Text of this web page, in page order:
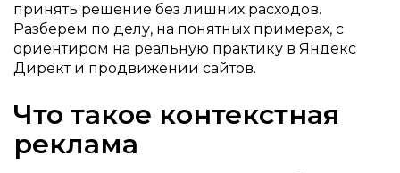
принять решение без лишних расходов.
Разберем по делу, на понятных примерах, с
ориентиром на реальную практику в Яндекс
Директ и продвижении сайтов.
Что такое контекстная
реклама